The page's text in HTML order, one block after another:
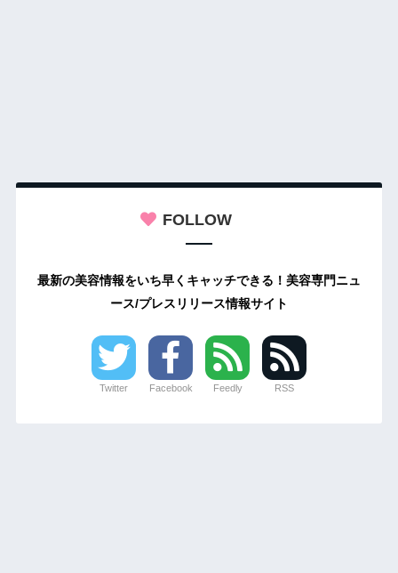
FOLLOW
最新の美容情報をいち早くキャッチできる！美容専門ニュ
ース/プレスリリース情報サイト
Twitter Facebook Feedly RSS